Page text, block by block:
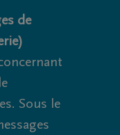
de
Sous le